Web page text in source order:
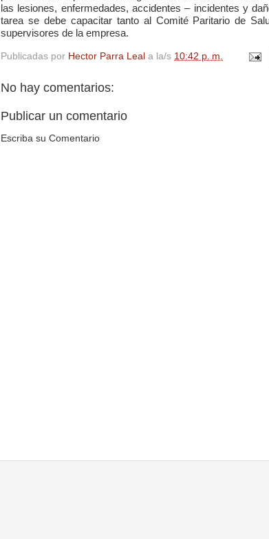
las lesiones, enfermedades, accidentes – incidentes y
tarea se debe capacitar tanto al Comité Paritario de
supervisores de la empresa.
Publicadas por Hector Parra Leal a la/s 10:42 p. m.
No hay comentarios:
Publicar un comentario
Escriba su Comentario